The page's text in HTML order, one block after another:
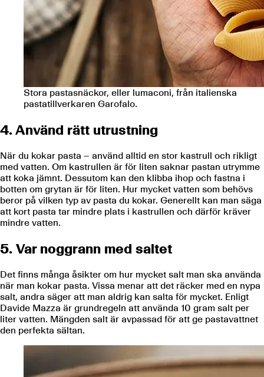
Stora pastasnäckor, eller lumaconi, från italienska
pastatillverkaren Garofalo.
4. Använd rätt utrustning
När du kokar pasta – använd alltid en stor kastrull och rikligt
med vatten. Om kastrullen är för liten saknar pastan utrymme
att koka jämnt. Dessutom kan den klibba ihop och fastna i
botten om grytan är för liten. Hur mycket vatten som behövs
beror på vilken typ av pasta du kokar. Generellt kan man säga
att kort pasta tar mindre plats i kastrullen och därför kräver
mindre vatten.
5. Var noggrann med saltet
Det finns många åsikter om hur mycket salt man ska använda
när man kokar pasta. Vissa menar att det räcker med en nypa
salt, andra säger att man aldrig kan salta för mycket. Enligt
Davide Mazza är grundregeln att använda 10 gram salt per
liter vatten. Mängden salt är avpassad för att ge pastavattnet
den perfekta sältan.